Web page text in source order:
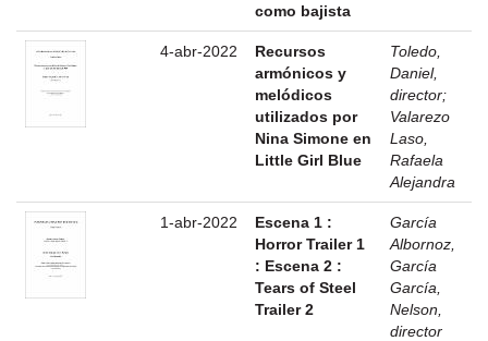
como bajista
4-abr-2022
Recursos
armónicos y
melódicos
utilizados por
Nina Simone en
Little Girl Blue
Toledo,
Daniel,
director;
Valarezo
Laso,
Rafaela
Alejandra
1-abr-2022
Escena 1 :
Horror Trailer 1
: Escena 2 :
Tears of Steel
Trailer 2
García
Albornoz,
García
García,
Nelson,
director